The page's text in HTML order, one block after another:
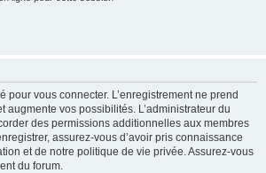
pour vous connecter. L’enregistrement ne prend
augmente vos possibilités. L’administrateur du
des permissions additionnelles aux membres
assurez-vous d’avoir pris connaissance
et de notre politique de vie privée. Assurez-vous
du forum.